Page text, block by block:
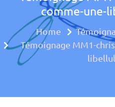
comme-une-
Home
Témoignage MM1-